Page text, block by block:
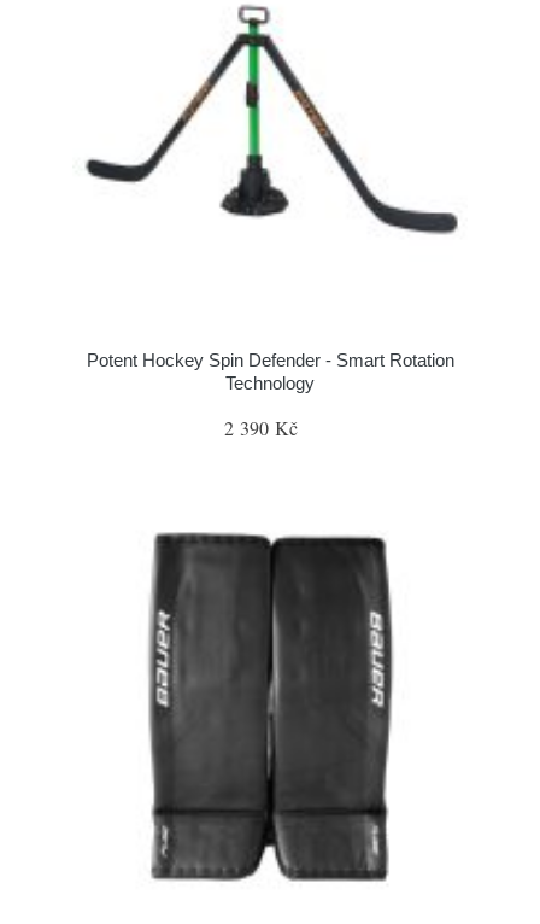
Potent Hockey Spin Defender - Smart Rotation
Technology
2 390 Kč